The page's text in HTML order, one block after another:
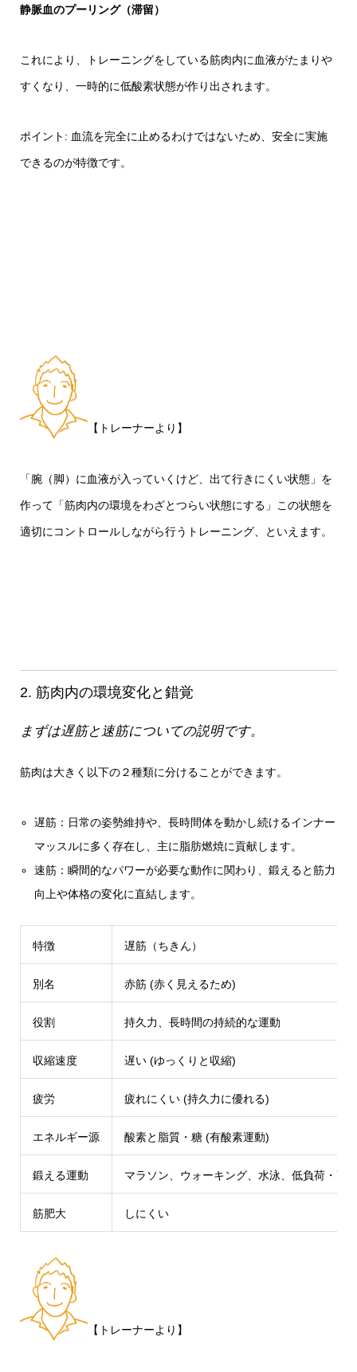
静脈血のプーリング（滞留）
これにより、トレーニングをしている筋肉内に血液がたまりや
すくなり、一時的に低酸素状態が作り出されます。
ポイント: 血流を完全に止めるわけではないため、安全に実施
できるのが特徴です。
【トレーナーより】
「腕（脚）に血液が入っていくけど、出て行きにくい状態」を
作って 「筋肉内の環境をわざとつらい状態にする」 この状態を
適切にコントロールしながら行うトレーニング、といえます。
2. 筋肉内の環境変化と錯覚
まずは遅筋と速筋についての説明です。
筋肉は大きく以下の２種類に分けることができます。
遅筋：日常の姿勢維持や、長時間体を動かし続けるインナー
マッスルに多く存在し、主に脂肪燃焼に貢献します。
速筋：瞬間的なパワーが必要な動作に関わり、鍛えると筋力
向上や体格の変化に直結します。
特徴 遅筋（ちきん）
別名 赤筋 (赤く見えるため)
役割 持久力、長時間の持続的な運動
収縮速度 遅い (ゆっくりと収縮)
疲労 疲れにくい (持久力に優れる)
エネルギー源 酸素と脂質・糖 (有酸素運動)
鍛える運動 マラソン、ウォーキング、水泳、低負荷・高
筋肥大 しにくい
【トレーナーより】